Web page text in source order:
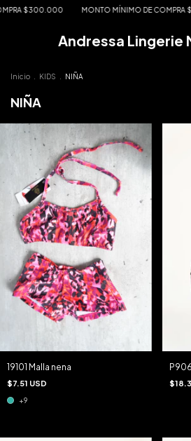
$300.000 MONTO MÍNIMO DE COMPRA
Andressa Lingerie
Inicio KIDS NIÑA
NIÑA
19101 Malla nena
$7.51 USD
+9